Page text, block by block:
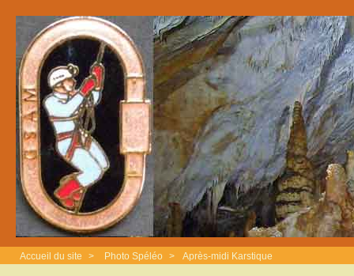
Accueil du site > Photo Spéléo > Après-midi Karstique